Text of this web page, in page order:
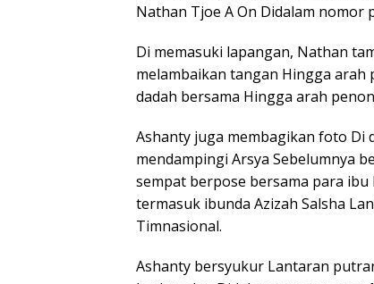
Nathan Tjoe A On Didalam nomor
Di memasuki lapangan, Nathan
melambaikan tangan Hingga
dadah bersama Hingga arah
Ashanty juga membagikan foto Di
mendampingi Arsya Sebelumnya
sempat berpose bersama para
termasuk ibunda Azizah Salsha
Timnasional.
Ashanty bersyukur Lantaran